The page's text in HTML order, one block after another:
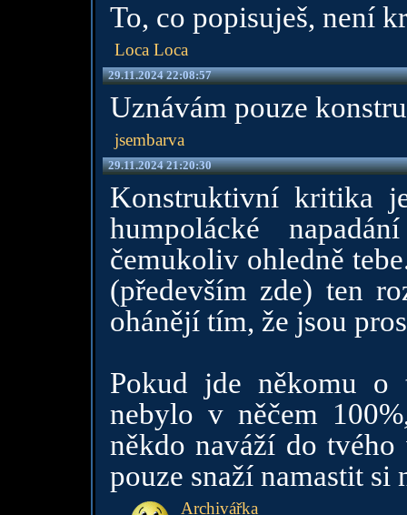
To, co popisuješ, není
Loca Loca
29.11.2024 22:08:57
Uznávám pouze
jsembarva
29.11.2024 21:20:30
Konstruktivní kritika
humpolácké
čemukoliv ohledně
(především zde) ten
ohánějí tím, že jsou
Pokud jde někomu
nebylo v něčem
někdo naváží do
pouze snaží namastit si
Archivářka